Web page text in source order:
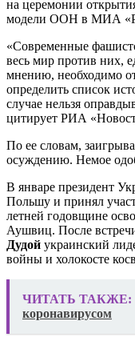
на церемонии
модели ООН в МИА
«Современные
весь мир против них,
мнению, необходимо
определить список
случае нельзя
цитирует РИА
По ее словам,
осуждению. Немое
В январе президент
Польшу и принял
летней годовщине
Аушвиц. После
Дудой украинский
войны и холокосте
ЧИТАТЬ ТАКЖЕ:
коронавирусом